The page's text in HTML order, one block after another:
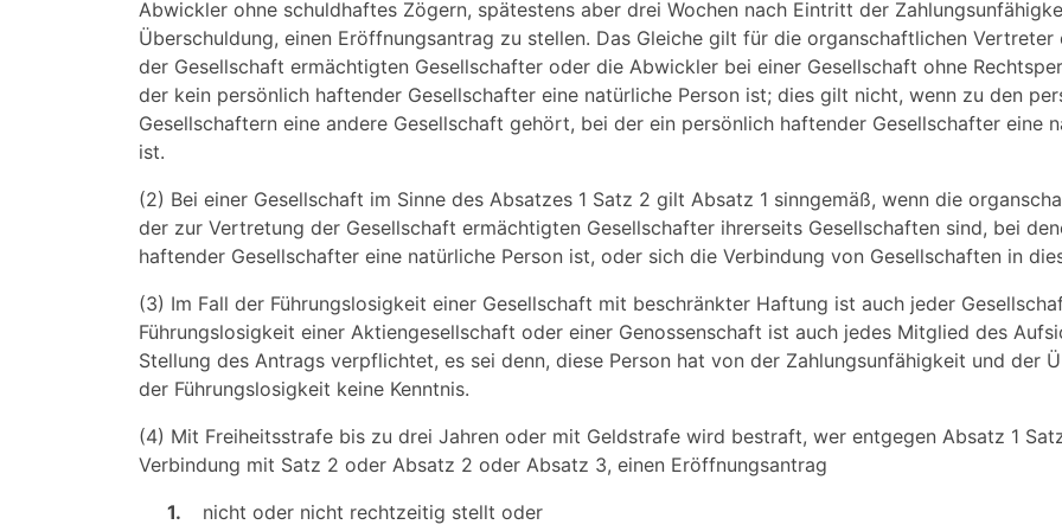
Abwickler ohne schuldhaftes Zögern, spätestens aber drei Wochen nach Eintritt der
Überschuldung, einen Eröffnungsantrag zu stellen. Das Gleiche gilt für die organschaftlichen
der Gesellschaft ermächtigten Gesellschafter oder die Abwickler bei einer Gesellschaft ohne
der kein persönlich haftender Gesellschafter eine natürliche Person ist; dies gilt nicht, wenn zu den
Gesellschaftern eine andere Gesellschaft gehört, bei der ein persönlich haftender Gesellschafter eine
ist.
(2) Bei einer Gesellschaft im Sinne des Absatzes 1 Satz 2 gilt Absatz 1 sinngemäß, wenn die
der zur Vertretung der Gesellschaft ermächtigten Gesellschafter ihrerseits Gesellschaften sind, bei
haftender Gesellschafter eine natürliche Person ist, oder sich die Verbindung von Gesellschaften in
(3) Im Fall der Führungslosigkeit einer Gesellschaft mit beschränkter Haftung ist auch jeder
Führungslosigkeit einer Aktiengesellschaft oder einer Genossenschaft ist auch jedes Mitglied des
Stellung des Antrags verpflichtet, es sei denn, diese Person hat von der Zahlungsunfähigkeit und der
der Führungslosigkeit keine Kenntnis.
(4) Mit Freiheitsstrafe bis zu drei Jahren oder mit Geldstrafe wird bestraft, wer entgegen Absatz 1
Verbindung mit Satz 2 oder Absatz 2 oder Absatz 3, einen Eröffnungsantrag
1.
nicht oder nicht rechtzeitig stellt oder